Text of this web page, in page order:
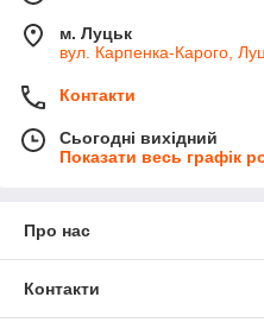
м. Луцьк
вул. Карпенка-Карого,
Контакти
Сьогодні вихідний
Показати весь графік
Про нас
Контакти